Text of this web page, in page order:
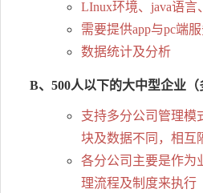
LInux环境、java语言
需要提供app与pc端
数据统计及分析
B、500人以下的大中型企业（
支持多分公司管理模
块及数据不同，相互
各分公司主要是作为
理流程及制度来执行